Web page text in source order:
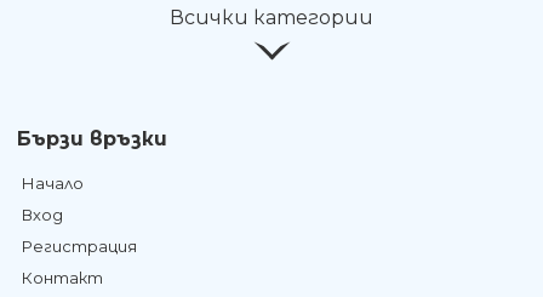
Всички категории
Бързи връзки
Начало
Вход
Регистрация
Контакт